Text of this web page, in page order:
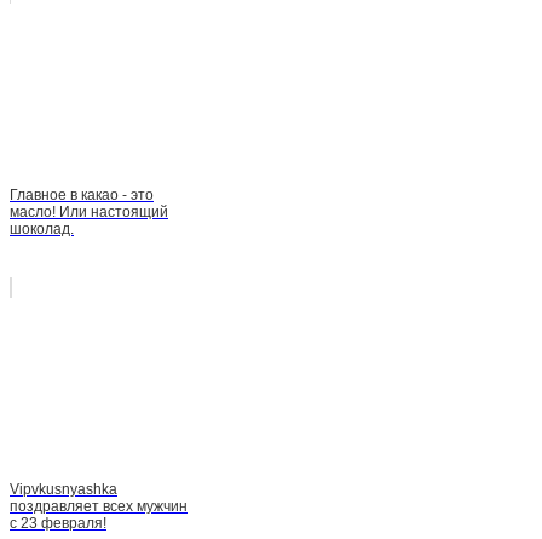
Главное в какао - это
масло! Или настоящий
шоколад.
Vipvkusnyashka
поздравляет всех мужчин
с 23 февраля!